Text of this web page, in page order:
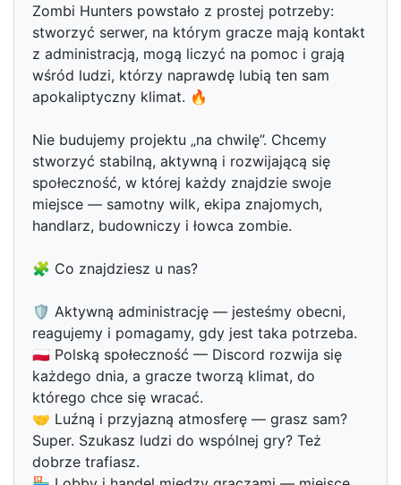
Zombi Hunters powstało z prostej potrzeby:
stworzyć serwer, na którym gracze mają kontakt
z administracją, mogą liczyć na pomoc i grają
wśród ludzi, którzy naprawdę lubią ten sam
apokaliptyczny klimat. 🔥
Nie budujemy projektu „na chwilę”. Chcemy
stworzyć stabilną, aktywną i rozwijającą się
społeczność, w której każdy znajdzie swoje
miejsce — samotny wilk, ekipa znajomych,
handlarz, budowniczy i łowca zombie.
🧩 Co znajdziesz u nas?
🛡️ Aktywną administrację — jesteśmy obecni,
reagujemy i pomagamy, gdy jest taka potrzeba.
🇵🇱 Polską społeczność — Discord rozwija się
każdego dnia, a gracze tworzą klimat, do
którego chce się wracać.
🤝 Luźną i przyjazną atmosferę — grasz sam?
Super. Szukasz ludzi do wspólnej gry? Też
dobrze trafiasz.